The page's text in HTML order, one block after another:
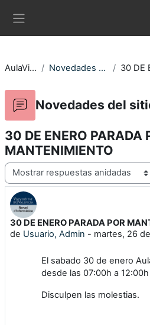
AulaVirtual Novedades del sitio
Novedades del
30 DE ENERO PARADA
MANTENIMIENTO
Mostrar modo
30 DE ENERO PARADA POR
de Usuario, Admin - martes, 26
Número de respuestas: 0
El sabado 30 de enero
desde las 07:00h a
Disculpen las molestias.